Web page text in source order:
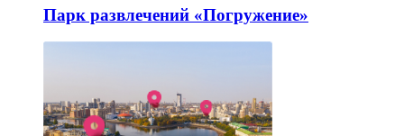
Парк развлечений «Погружение»